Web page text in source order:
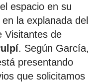
espacio en su
la explanada del
Visitantes de
. Según García,
presentando
que solicitamos